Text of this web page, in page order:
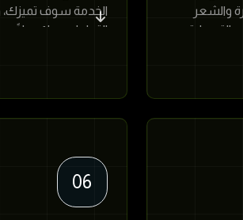
والشعر
الخدمة سوف
التعامل معك بدلًا
06